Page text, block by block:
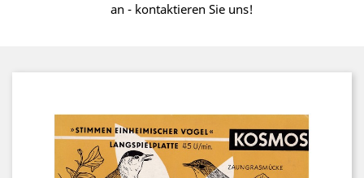
an - kontaktieren Sie uns!